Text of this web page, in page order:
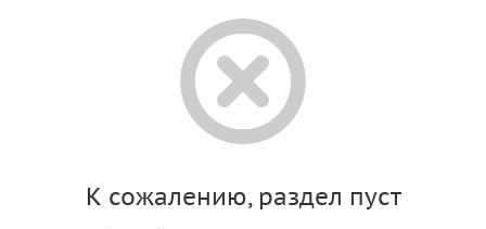
К сожалению, раздел пуст